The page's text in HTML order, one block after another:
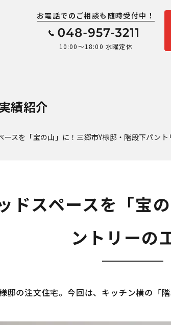
お電話でのご相談も随時受付中！
10:00～18:00 水曜定休
績紹介
ースを「宝の山」に！三郷市Y様邸・階段下パン
ドスペースを「宝
ントリーの
の注文住宅。今回は、キッチン横の「